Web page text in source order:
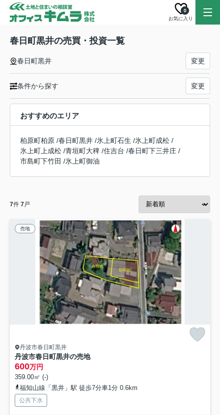
お気に入り
0
春日町黒井の売買・投資一覧
春日町黒井 変更
条件から探す 変更
おすすめのエリア
柏原町柏原 /春日町黒井 /氷上町石生 /氷上町成松 /
氷上町上成松 /青垣町大稗 /住吉台 /春日町下三井庄 /
市島町下竹田 /氷上町御油
7件 7戸
売地
丹波市春日町黒井
丹波市春日町黒井の売地
600万円
359.00㎡ (-)
福知山線「黒井」駅 徒歩7分車1分 0.6km
公共下水